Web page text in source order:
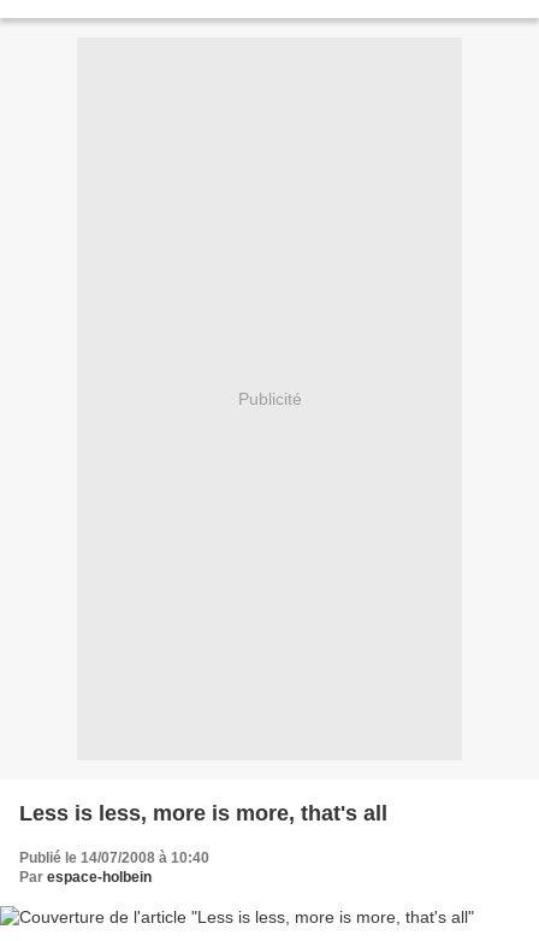
Publicité
Less is less, more is more, that's all
Publié le 14/07/2008 à 10:40
Par espace-holbein